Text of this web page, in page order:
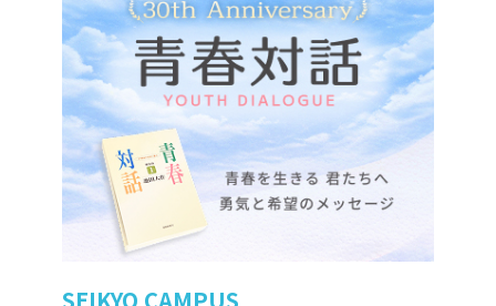
SEIKYO CAMPUS